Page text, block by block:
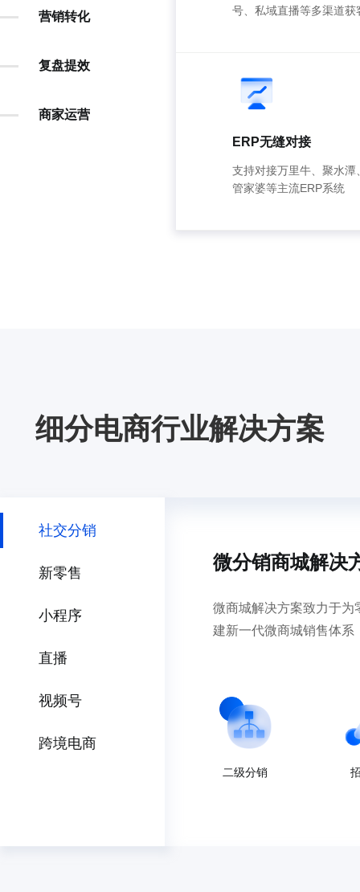
营销转化
复盘提效
商家运营
号、私域直播等多渠道获
ERP无缝对接
支持对接万里牛、聚水潭
管家婆等主流ERP系统
细分电商行业解决方案
社交分销
新零售
小程序
直播
视频号
跨境电商
微分销商城解决
微商城解决方案致力于为
建新一代微商城销售体系
二级分销